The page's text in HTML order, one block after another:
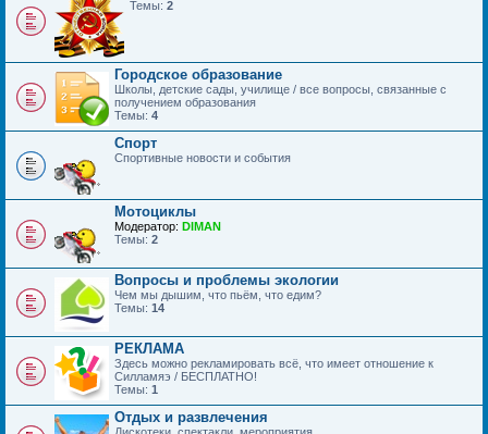
Темы: 2
Городское образование
Школы, детские сады, училище / все вопросы, связанные с
получением образования
Темы: 4
Спорт
Спортивные новости и события
Мотоциклы
Модератор: DIMAN
Темы: 2
Вопросы и проблемы экологии
Чем мы дышим, что пьём, что едим?
Темы: 14
РЕКЛАМА
Здесь можно рекламировать всё, что имеет отношение к
Силламяэ / БЕСПЛАТНО!
Темы: 1
Отдых и развлечения